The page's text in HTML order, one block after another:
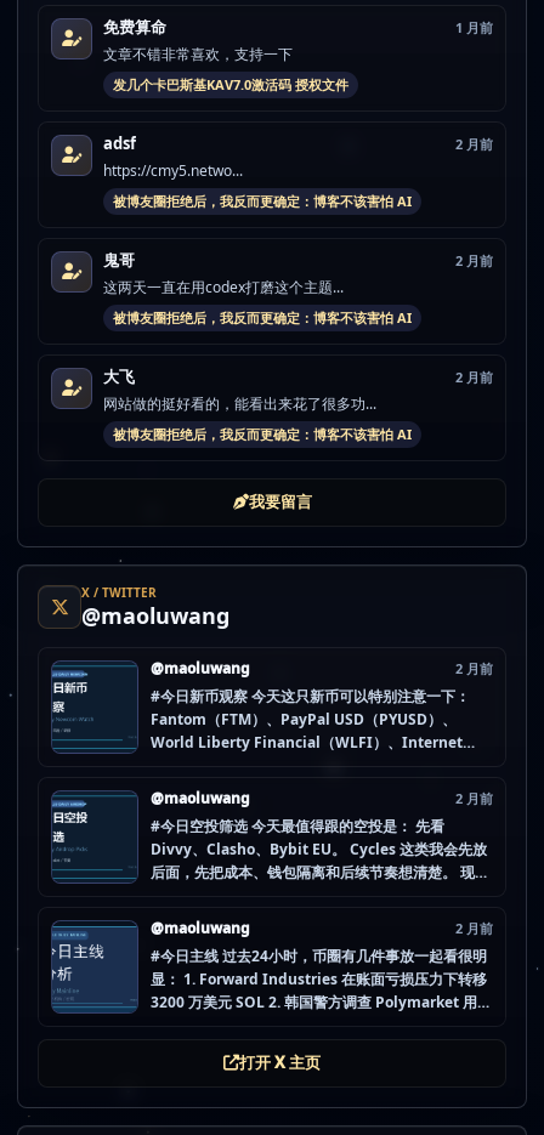
免费算命 1 月前
文章不错非常喜欢，支持一下
发几个卡巴斯基KAV7.0激活码 授权文件
adsf 2 月前
https://cmy5.netwo...
被博友圈拒绝后，我反而更确定：博客不该害怕 AI
鬼哥 2 月前
这两天一直在用codex打磨这个主题...
被博友圈拒绝后，我反而更确定：博客不该害怕 AI
大飞 2 月前
网站做的挺好看的，能看出来花了很多功...
被博友圈拒绝后，我反而更确定：博客不该害怕 AI
我要留言
X / TWITTER
@maoluwang
@maoluwang 2 月前
#今日新币观察 今天这只新币可以特别注意一下：
Fantom（FTM）、PayPal USD（PYUSD）、
World Liberty Financial（WLFI）、Internet
而是更像“热度是不是在回流”的样本。 这种时候最怕
把...
@maoluwang 2 月前
#今日空投筛选 今天最值得跟的空投是： 先看
Divvy、Clasho、Bybit EU。 Cycles 这类我会先放
后面，先把成本、钱包隔离和后续节奏想清楚。 现在
都没做扎实。 mao.lu/today-airdrop-selecti… #空
投项目 #...
@maoluwang 2 月前
#今日主线 过去24小时，币圈有几件事放一起看很明
显： 1. Forward Industries 在账面亏损压力下转移
3200 万美元 SOL 2. 韩国警方调查 Polymarket 用户
打开 X 主页